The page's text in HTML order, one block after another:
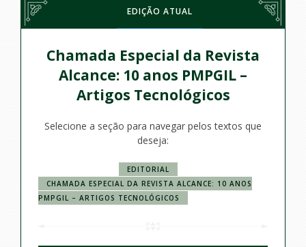
EDIÇÃO ATUAL
Chamada Especial da Revista
Alcance: 10 anos PMPGIL –
Artigos Tecnológicos
Selecione a seção para navegar pelos textos que
deseja:
EDITORIAL
CHAMADA ESPECIAL DA REVISTA ALCANCE: 10 ANOS
PMPGIL – ARTIGOS TECNOLÓGICOS